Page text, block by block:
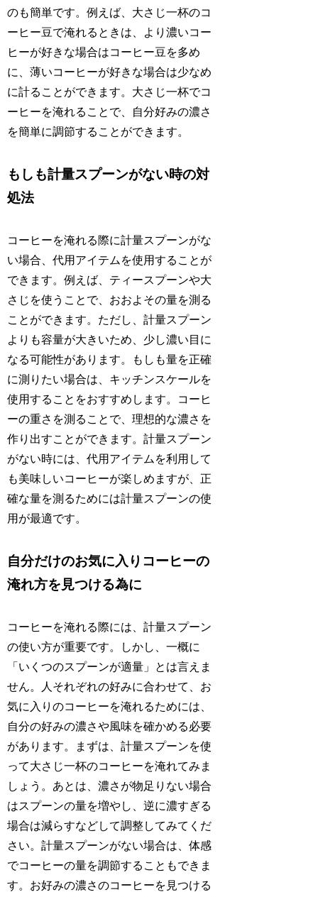
のも簡単です。例えば、大さじ一杯のコ
ーヒー豆で淹れるときは、より濃いコー
ヒーが好きな場合はコーヒー豆を多め
に、薄いコーヒーが好きな場合は少なめ
に計ることができます。大さじ一杯でコ
ーヒーを淹れることで、自分好みの濃さ
を簡単に調節することができます。
もしも計量スプーンがない時の対
処法
コーヒーを淹れる際に計量スプーンがな
い場合、代用アイテムを使用することが
できます。例えば、ティースプーンや大
さじを使うことで、おおよその量を測る
ことができます。ただし、計量スプーン
よりも容量が大きいため、少し濃い目に
なる可能性があります。もしも量を正確
に測りたい場合は、キッチンスケールを
使用することをおすすめします。コーヒ
ーの重さを測ることで、理想的な濃さを
作り出すことができます。計量スプーン
がない時には、代用アイテムを利用して
も美味しいコーヒーが楽しめますが、正
確な量を測るためには計量スプーンの使
用が最適です。
自分だけのお気に入りコーヒーの
淹れ方を見つける為に
コーヒーを淹れる際には、計量スプーン
の使い方が重要です。しかし、一概に
「いくつのスプーンが適量」とは言えま
せん。人それぞれの好みに合わせて、お
気に入りのコーヒーを淹れるためには、
自分の好みの濃さや風味を確かめる必要
があります。まずは、計量スプーンを使
って大さじ一杯のコーヒーを淹れてみま
しょう。あとは、濃さが物足りない場合
はスプーンの量を増やし、逆に濃すぎる
場合は減らすなどして調整してみてくだ
さい。計量スプーンがない場合は、体感
でコーヒーの量を調節することもできま
す。お好みの濃さのコーヒーを見つける